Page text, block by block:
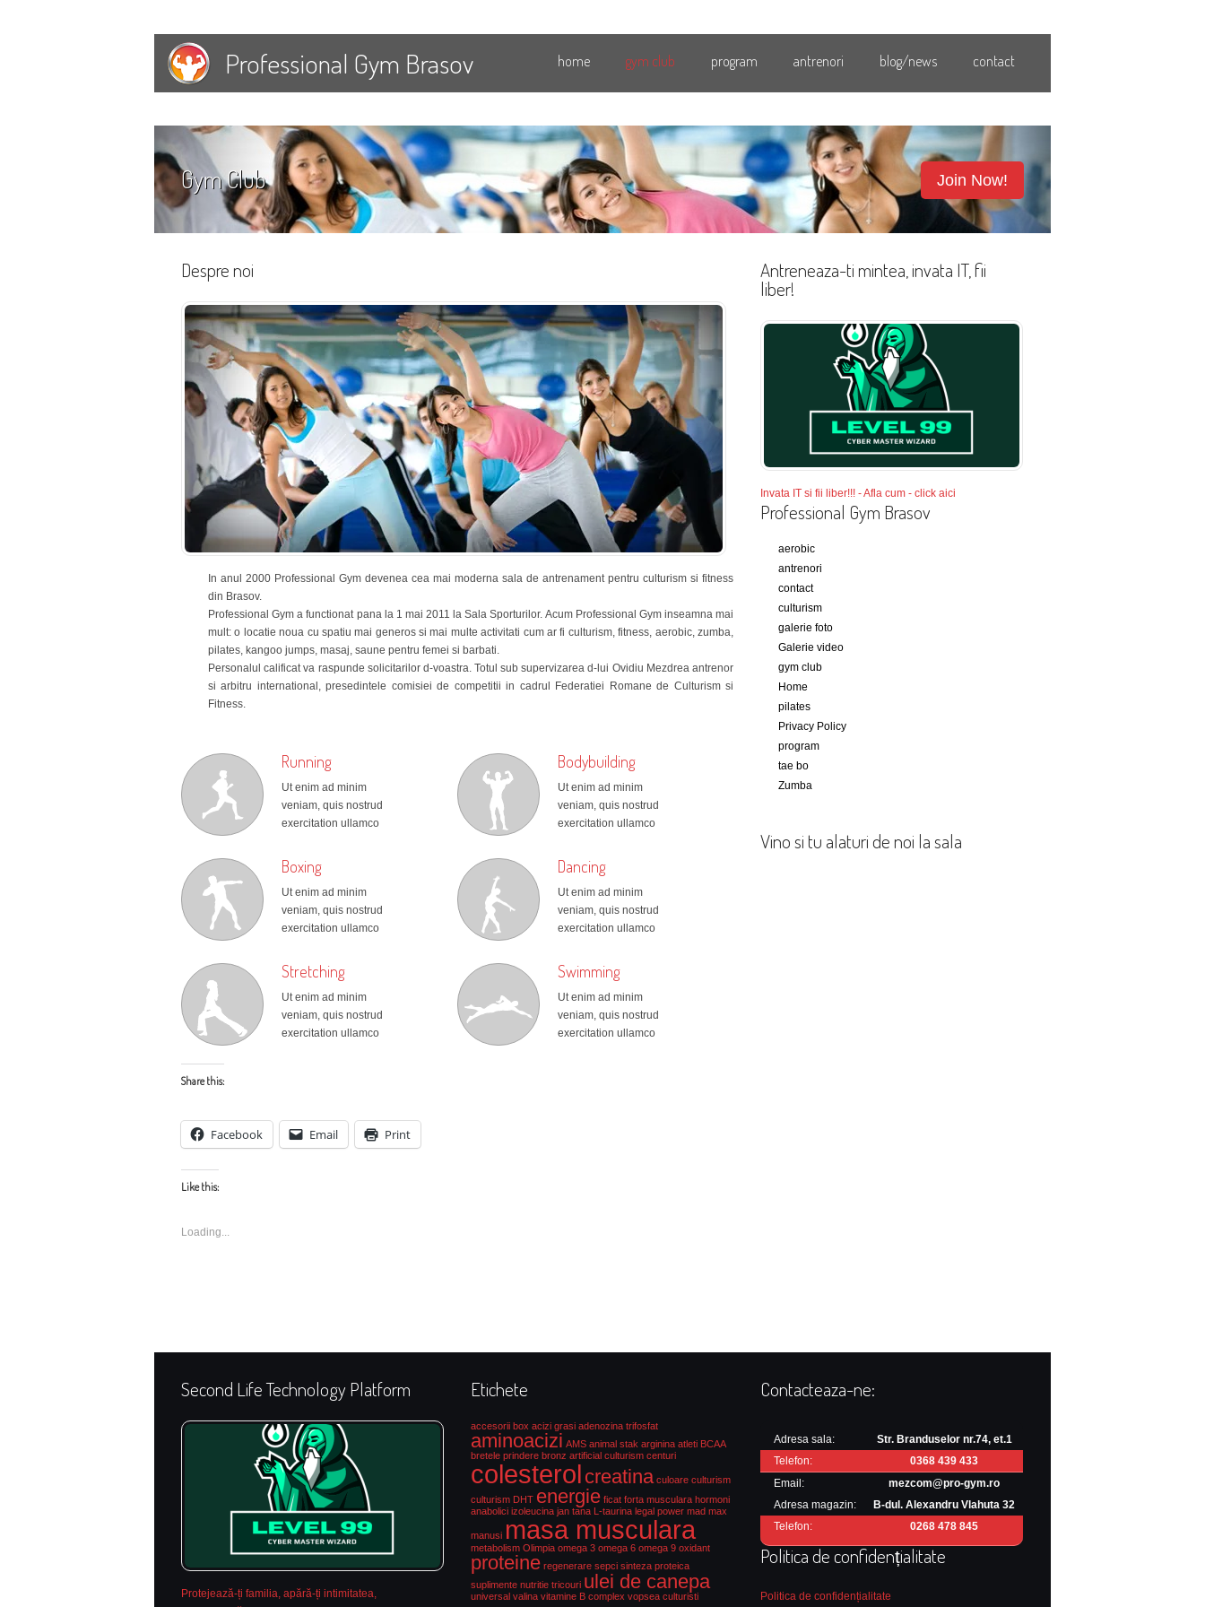
Professional Gym Brasov home gym club program antrenori blog/news contact
Gym Club Join Now!
Despre noi
In anul 2000 Professional Gym devenea cea mai moderna sala de antrenament pentru culturism si fitness
din Brasov.
Professional Gym a functionat pana la 1 mai 2011 la Sala Sporturilor. Acum Professional Gym inseamna mai
mult: o locatie noua cu spatiu mai generos si mai multe activitati cum ar fi culturism, fitness, aerobic, zumba,
pilates, kangoo jumps, masaj, saune pentru femei si barbati.
Personalul calificat va raspunde solicitarilor d-voastra. Totul sub supervizarea d-lui Ovidiu Mezdrea antrenor
si arbitru international, presedintele comisiei de competitii in cadrul Federatiei Romane de Culturism si
Fitness.
Running
Ut enim ad minim
veniam, quis nostrud
exercitation ullamco
Bodybuilding
Ut enim ad minim
veniam, quis nostrud
exercitation ullamco
Boxing
Ut enim ad minim
veniam, quis nostrud
exercitation ullamco
Dancing
Ut enim ad minim
veniam, quis nostrud
exercitation ullamco
Stretching
Ut enim ad minim
veniam, quis nostrud
exercitation ullamco
Swimming
Ut enim ad minim
veniam, quis nostrud
exercitation ullamco
Share this:
Facebook Email Print
Like this:
Loading...
Antreneaza-ti mintea, invata IT, fii
liber!
Invata IT si fii liber!!! - Afla cum - click aici
Professional Gym Brasov
aerobic
antrenori
contact
culturism
galerie foto
Galerie video
gym club
Home
pilates
Privacy Policy
program
tae bo
Zumba
Vino si tu alaturi de noi la sala
Second Life Technology Platform
Protejează-ți familia, apără-ți intimitatea,
Etichete
accesorii box acizi grasi adenozina trifosfat
aminoacizi AMS animal stak arginina atleti BCAA
bretele prindere bronz artificial culturism centuri
colesterol creatina culoare culturism
culturism DHT energie ficat forta musculara hormoni
anabolici izoleucina jan tana L-taurina legal power mad max
manusi masa musculara
metabolism Olimpia omega 3 omega 6 omega 9 oxidant
proteine regenerare sepci sinteza proteica
suplimente nutritie tricouri ulei de canepa
universal valina vitamine B complex vopsea culturisti
Contacteaza-ne:
Adresa sala:
Str. Branduselor nr.74, et.1
Telefon:
0368 439 433
Email:
mezcom@pro-gym.ro
Adresa magazin:
B-dul. Alexandru Vlahuta 32
Telefon:
0268 478 845
Politica de confidențialitate
Politica de confidențialitate